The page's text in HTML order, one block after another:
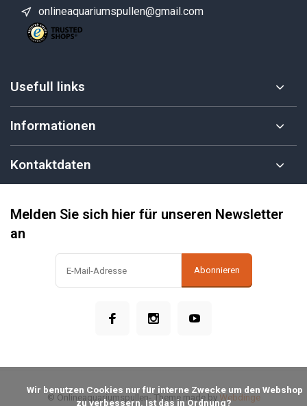
onlineaquariumspullen@gmail.com
Usefull links
Informationen
Kontaktdaten
Melden Sie sich hier für unseren Newsletter
an
Abonnieren
© Onlineaquariumspullen- Theme made by Webdinge
zu verbessern. Ist das in Ordnung?